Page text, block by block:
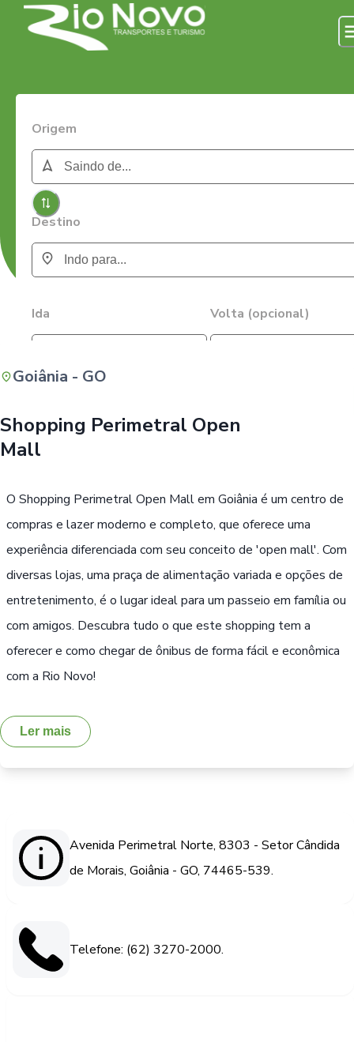
Origem
Destino
Ida Volta (opcional)
Goiânia - GO
Shopping Perimetral Open
Mall
O Shopping Perimetral Open Mall em Goiânia é um centro de
compras e lazer moderno e completo, que oferece uma
experiência diferenciada com seu conceito de 'open mall'. Com
diversas lojas, uma praça de alimentação variada e opções de
entretenimento, é o lugar ideal para um passeio em família ou
com amigos. Descubra tudo o que este shopping tem a
oferecer e como chegar de ônibus de forma fácil e econômica
com a Rio Novo!
Ler mais
Avenida Perimetral Norte, 8303 - Setor Cândida
de Morais, Goiânia - GO, 74465-539.
Telefone: (62) 3270-2000.